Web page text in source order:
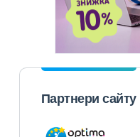
Партнери сайту